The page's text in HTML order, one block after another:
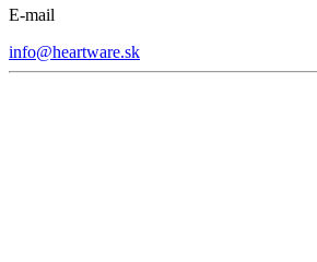
E-mail
info@heartware.sk